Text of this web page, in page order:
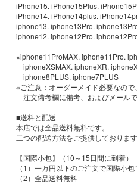
iPhone15. iPhone15Plus.
iPhone14. iPhone14plus.
iphone13. iphone13Pro.
iphone12. iphone12Pro.
※iphone11ProMAX. iphone11Pro.
iphoneXSMAX. iphoneXR.
iphone8PLUS. iphone7PLUS
※ご注意：オーダーメイド必要なので
注文備考欄に備考、およびメールで
■送料と配送
本店では全品送料無料です。
二つの配送方法をご提供しております
【国際小包】（10～15日間に到着）
（1）一万円以下のご注文で国際小
（2）全品送料無料